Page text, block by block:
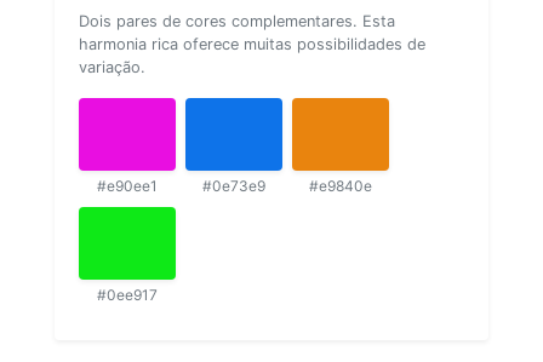
Dois pares de cores complementares. Esta
harmonia rica oferece muitas possibilidades de
variação.
#e90ee1 #0e73e9 #e9840e
#0ee917